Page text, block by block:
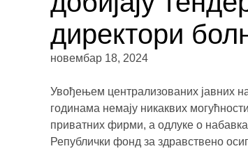
директори
новембар 18, 2024
Увођењем централизованих јавних
годинама немају никаквих
приватних фирми, а одлуке о
Републички фонд за здравствено